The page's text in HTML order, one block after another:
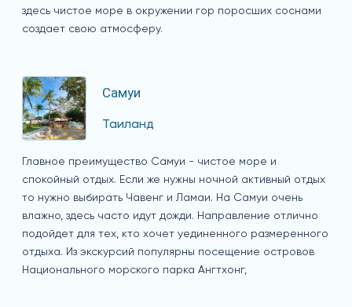
здесь чистое море в окружении гор поросших соснами
создает свою атмосферу.
Самуи
Таиланд
Главное преимущество Самуи - чистое море и
спокойный отдых. Если же нужны ночной активный отдых
то нужно выбирать Чавенг и Ламаи. На Самуи очень
влажно, здесь часто идут дожди. Направление отлично
подойдет для тех, кто хочет уединенного размеренного
отдыха. Из экскурсий популярны посещение островов
Национального морского парка Ангтхонг,